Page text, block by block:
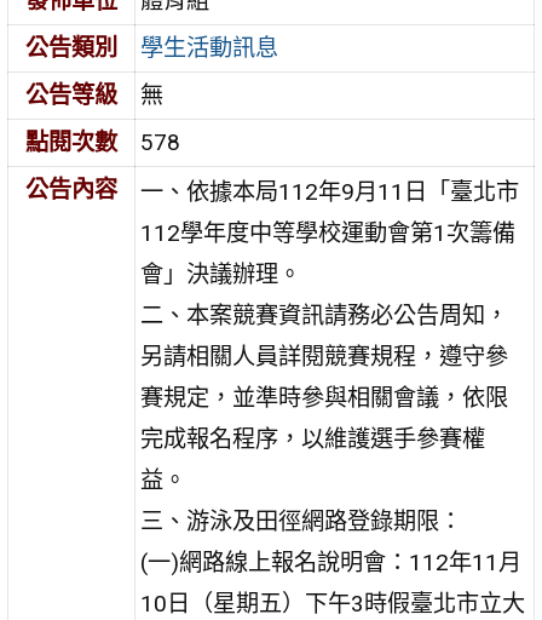
公告類別
學生活動訊息
公告等級
無
點閱次數
578
公告內容
一、依據本局112年9月11日「臺北市
112學年度中等學校運動會第1次籌備
會」決議辦理。
二、本案競賽資訊請務必公告周知，
另請相關人員詳閱競賽規程，遵守參
賽規定，並準時參與相關會議，依限
完成報名程序，以維護選手參賽權
益。
三、游泳及田徑網路登錄期限：
(一)網路線上報名說明會：112年11月
10日（星期五）下午3時假臺北市立大